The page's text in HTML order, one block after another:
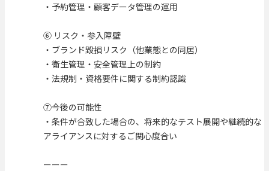
・予約管理・顧客データ管理の運用
⑥ リスク・参入障壁
・ブランド毀損リスク（他業態との同居）
・衛生管理・安全管理上の制約
・法規制・資格要件に関する制約認識
⑦今後の可能性
・条件が合致した場合の、将来的なテスト展開や継続的な
アライアンスに対するご関心度合い
ーーー